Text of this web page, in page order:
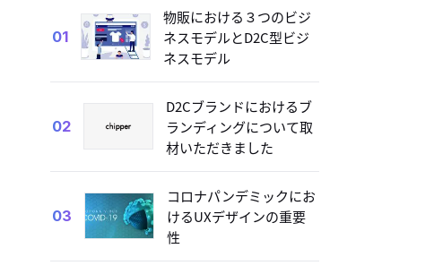
01
物販における３つのビジ
ネスモデルとD2C型ビジ
ネスモデル
02
D2Cブランドにおけるブ
ランディングについて取
材いただきました
03
コロナパンデミックにお
けるUXデザインの重要
性